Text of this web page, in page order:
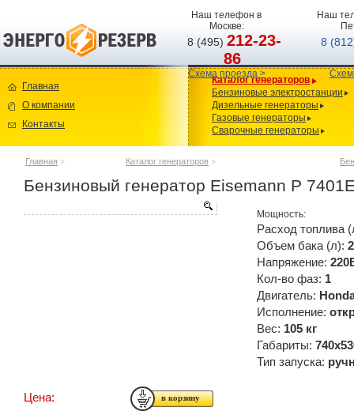
Наш телефон в
Москве:
8 (495)212-23-
86
Схема проезда >
Наш
8
Главная
О компании
Контакты
Каталог генераторов
Бензиновые электростанции
Дизельные генераторы
Газовые генераторы
Сварочные генераторы
Главная > Каталог генераторов >
Бензиновый генератор Eisemann P
Мощность:
Расход топлива
Объем бака (л):
Напряжение:
Кол-во фаз: 1
Двигатель:
Исполнение:
Вес: 105 кг
Габариты:
Тип запуска:
Цена: